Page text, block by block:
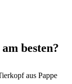
besten?
aus Pappe